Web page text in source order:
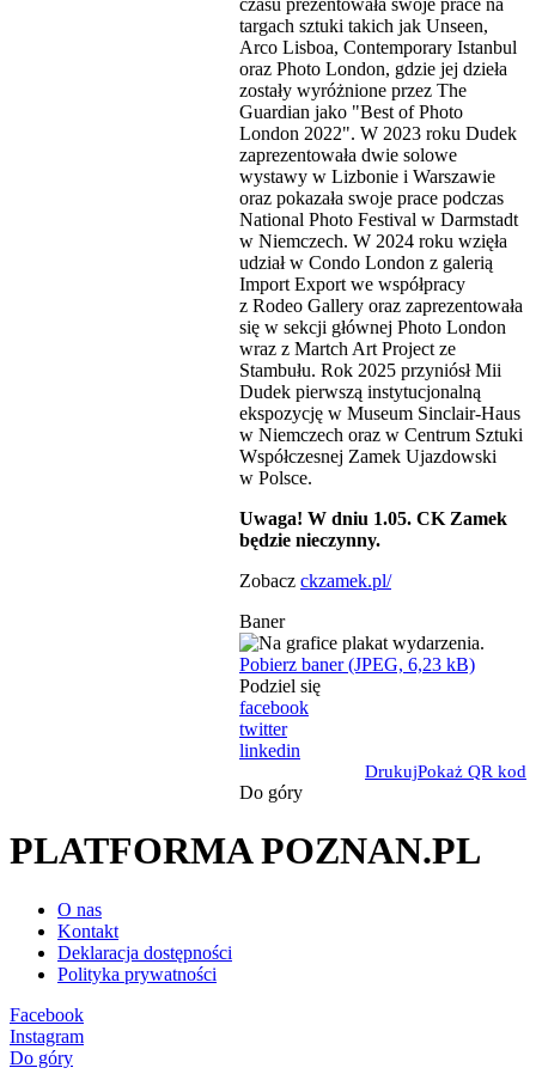
czasu prezentowała swoje prace na
targach sztuki takich jak Unseen,
Arco Lisboa, Contemporary Istanbul
oraz Photo London, gdzie jej dzieła
zostały wyróżnione przez The
Guardian jako "Best of Photo
London 2022". W 2023 roku Dudek
zaprezentowała dwie solowe
wystawy w Lizbonie i Warszawie
oraz pokazała swoje prace podczas
National Photo Festival w Darmstadt
w Niemczech. W 2024 roku wzięła
udział w Condo London z galerią
Import Export we współpracy
z Rodeo Gallery oraz zaprezentowała
się w sekcji głównej Photo London
wraz z Martch Art Project ze
Stambułu. Rok 2025 przyniósł Mii
Dudek pierwszą instytucjonalną
ekspozycję w Museum Sinclair-Haus
w Niemczech oraz w Centrum Sztuki
Współczesnej Zamek Ujazdowski
w Polsce.
Uwaga! W dniu 1.05. CK Zamek
będzie nieczynny.
Zobacz ckzamek.pl/
Baner
Pobierz baner (JPEG, 6,23 kB)
Podziel się
facebook
twitter
linkedin
DrukujPokaż QR kod
Do góry
PLATFORMA POZNAN.PL
O nas
Kontakt
Deklaracja dostępności
Polityka prywatności
Facebook
Instagram
Do góry